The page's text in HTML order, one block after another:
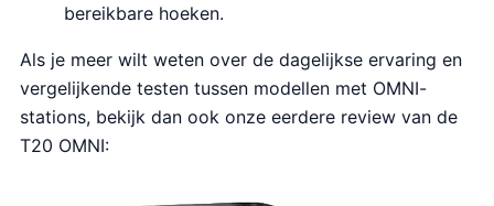
bereikbare hoeken.
Als je meer wilt weten over de dagelijkse ervaring en
vergelijkende testen tussen modellen met OMNI-
stations, bekijk dan ook onze eerdere review van de
T20 OMNI: